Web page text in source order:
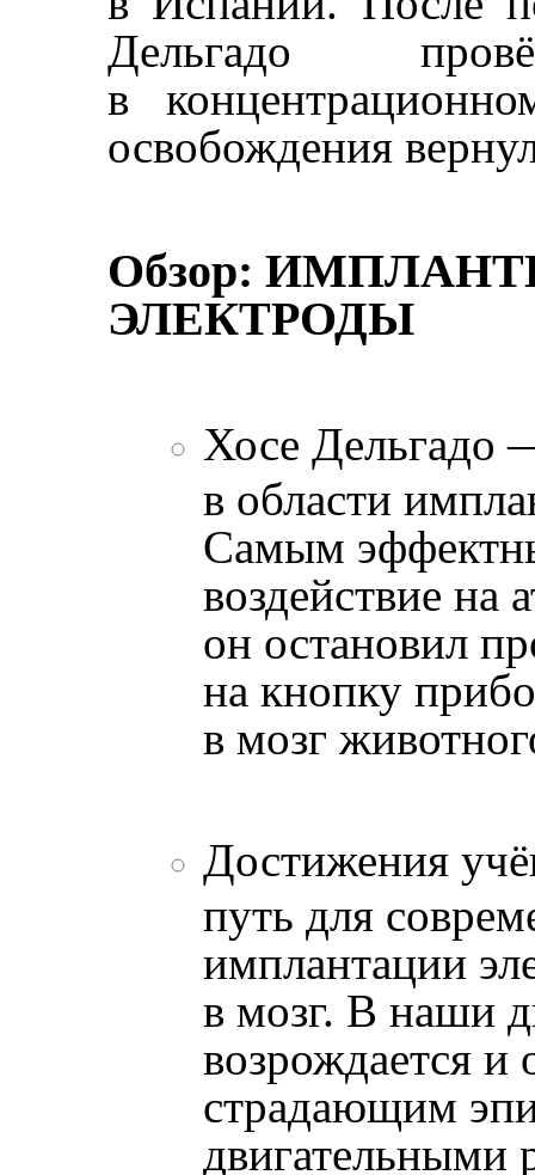
Дельгадо
в
освобождения
Обзор:
ЭЛЕКТРОДЫ
Хосе Дельгадо
в области
Самым
воздействие на
он остановил
на кнопку
в мозг
Достижения
путь для
имплантации
в мозг. В наши
возрождается и
страдающим
двигательными